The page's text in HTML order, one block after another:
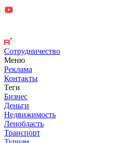
Сотрудничество
Меню
Реклама
Контакты
Теги
Бизнес
Деньги
Недвижимость
Ленобласть
Транспорт